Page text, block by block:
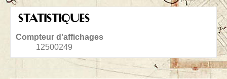
STATISTIQUES
Compteur d'affichages
12500249